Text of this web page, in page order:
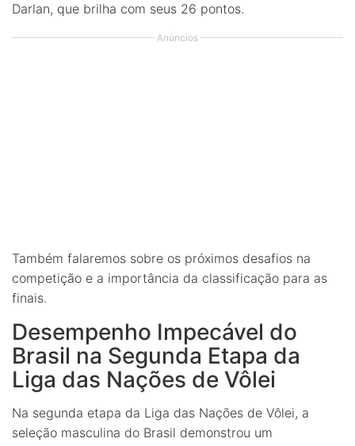
Darlan, que brilha com seus 26 pontos.
Anúncios
Também falaremos sobre os próximos desafios na
competição e a importância da classificação para as
finais.
Desempenho Impecável do
Brasil na Segunda Etapa da
Liga das Nações de Vôlei
Na segunda etapa da Liga das Nações de Vôlei, a
seleção masculina do Brasil demonstrou um